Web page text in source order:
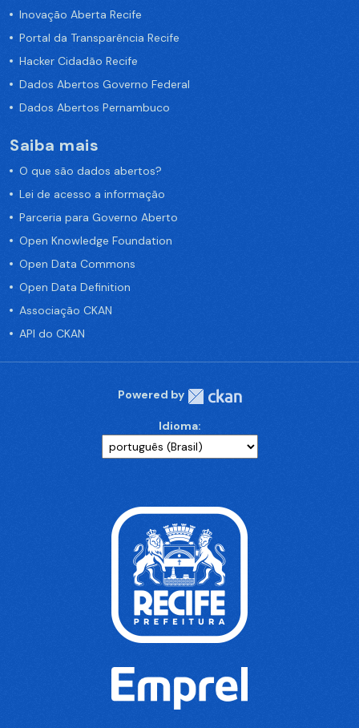
Inovação Aberta Recife
Portal da Transparência Recife
Hacker Cidadão Recife
Dados Abertos Governo Federal
Dados Abertos Pernambuco
Saiba mais
O que são dados abertos?
Lei de acesso a informação
Parceria para Governo Aberto
Open Knowledge Foundation
Open Data Commons
Open Data Definition
Associação CKAN
API do CKAN
Powered by
Idioma